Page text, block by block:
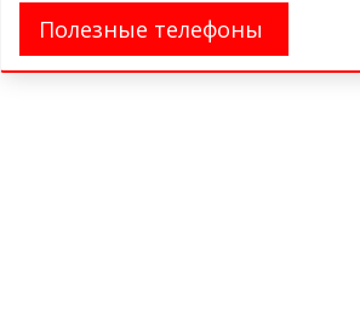
Полезные телефоны